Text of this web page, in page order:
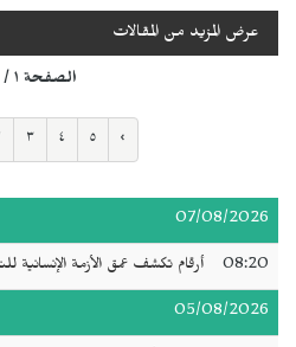
عرض المزيد من المقالات
الصفحة ١ / ١٢
٣ ٤ ٥ ›
07/08/2026
08:20 أرقام تكشف عمق الأزمة الإنسانية
05/08/2026